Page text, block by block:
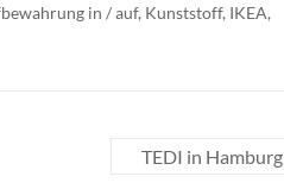
in / auf, Kunststoff, IKEA,
TEDI in Hamburg